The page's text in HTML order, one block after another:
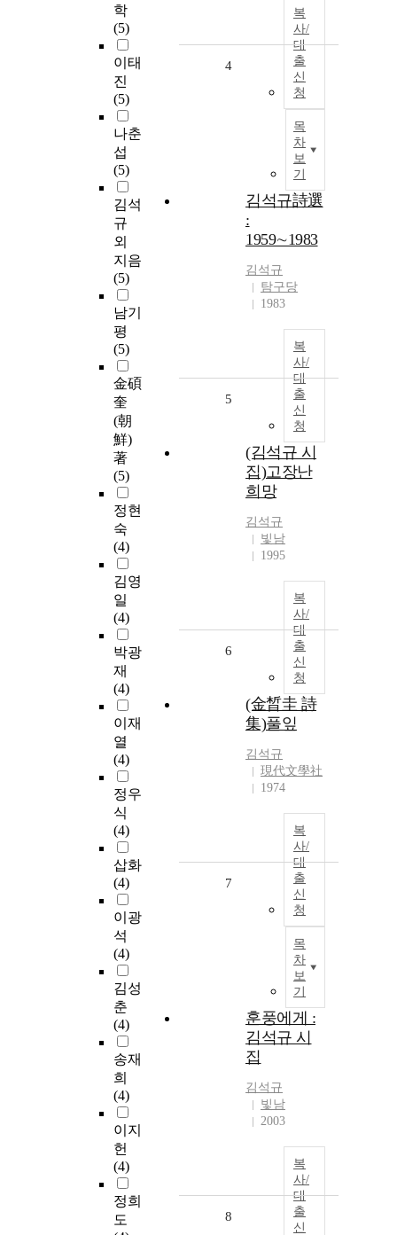
학
(5)
이태
진
(5)
나춘
섭
(5)
김석
규
외
지음
(5)
남기
평
(5)
金碩
奎
(朝
鮮)
著
(5)
정현
숙
(4)
김영
일
(4)
박광
재
(4)
이재
열
(4)
정우
식
(4)
삽화
(4)
이광
석
(4)
김성
춘
(4)
송재
희
(4)
이지
헌
(4)
정희
도
복
사/
대
출
신
청
목
차
보
기
4
김석규詩選
:
1959∼1983
김석규
탐구당
1983
복
사/
대
출
신
청
5
(김석규 시
집)고장난
희망
김석규
빛남
1995
복
사/
대
출
신
청
6
(金晳圭 詩
集)풀잎
김석규
現代文學社
1974
복
사/
대
출
신
청
목
차
보
기
7
훈풍에게 :
김석규 시
집
김석규
빛남
2003
복
사/
대
출
신
8